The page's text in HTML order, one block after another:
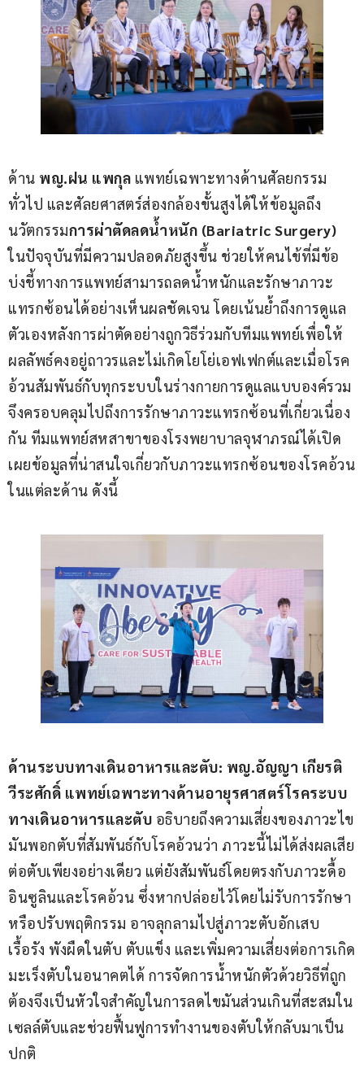
ด้าน พญ.ฝน แพกุล แพทย์เฉพาะทางด้านศัลยกรรม
ทั่วไป และศัลยศาสตร์ส่องกล้องขั้นสูงได้ให้ข้อมูลถึง
นวัตกรรมการผ่าตัดลดน้ำหนัก (Bariatric Surgery)
ในปัจจุบันที่มีความปลอดภัยสูงขึ้น ช่วยให้คนไข้ที่มีข้อ
บ่งชี้ทางการแพทย์สามารถลดน้ำหนักและรักษาภาวะ
แทรกซ้อนได้อย่างเห็นผลชัดเจน โดยเน้นย้ำถึงการดูแล
ตัวเองหลังการผ่าตัดอย่างถูกวิธีร่วมกับทีมแพทย์เพื่อให้
ผลลัพธ์คงอยู่ถาวรและไม่เกิดโยโย่เอฟเฟกต์และเมื่อโรค
อ้วนสัมพันธ์กับทุกระบบในร่างกายการดูแลแบบองค์รวม
จึงครอบคลุมไปถึงการรักษาภาวะแทรกซ้อนที่เกี่ยวเนื่อง
กัน ทีมแพทย์สหสาขาของโรงพยาบาลจุฬาภรณ์ได้เปิด
เผยข้อมูลที่น่าสนใจเกี่ยวกับภาวะแทรกซ้อนของโรคอ้วน
ในแต่ละด้าน ดังนี้
ด้านระบบทางเดินอาหารและตับ: พญ.อัญญา เกียรติ
วีระศักดิ์ แพทย์เฉพาะทางด้านอายุรศาสตร์โรคระบบ
ทางเดินอาหารและตับ อธิบายถึงความเสี่ยงของภาวะไข
มันพอกตับที่สัมพันธ์กับโรคอ้วนว่า ภาวะนี้ไม่ได้ส่งผลเสีย
ต่อตับเพียงอย่างเดียว แต่ยังสัมพันธ์โดยตรงกับภาวะดื้อ
อินซูลินและโรคอ้วน ซึ่งหากปล่อยไว้โดยไม่รับการรักษา
หรือปรับพฤติกรรม อาจลุกลามไปสู่ภาวะตับอักเสบ
เรื้อรัง พังผืดในตับ ตับแข็ง และเพิ่มความเสี่ยงต่อการเกิด
มะเร็งตับในอนาคตได้ การจัดการน้ำหนักตัวด้วยวิธีที่ถูก
ต้องจึงเป็นหัวใจสำคัญในการลดไขมันส่วนเกินที่สะสมใน
เซลล์ตับและช่วยฟื้นฟูการทำงานของตับให้กลับมาเป็น
ปกติ